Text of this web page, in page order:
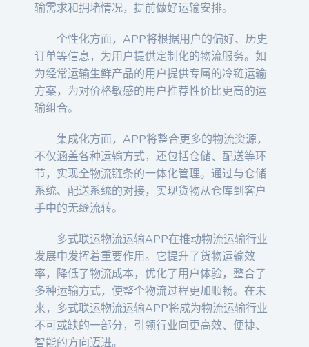
输需求和拥堵情况，提前做好运输安排。
个性化方面，APP将根据用户的偏好、历史
订单等信息，为用户提供定制化的物流服务。如
为经常运输生鲜产品的用户提供专属的冷链运输
方案，为对价格敏感的用户推荐性价比更高的运
输组合。
集成化方面，APP将整合更多的物流资源，
不仅涵盖各种运输方式，还包括仓储、配送等环
节，实现全物流链条的一体化管理。通过与仓储
系统、配送系统的对接，实现货物从仓库到客户
手中的无缝流转。
多式联运物流运输APP在推动物流运输行业
发展中发挥着重要作用。它提升了货物运输效
率，降低了物流成本，优化了用户体验，整合了
多种运输方式，使整个物流过程更加顺畅。在未
来，多式联运物流运输APP将成为物流运输行业
不可或缺的一部分，引领行业向更高效、便捷、
智能的方向迈进。